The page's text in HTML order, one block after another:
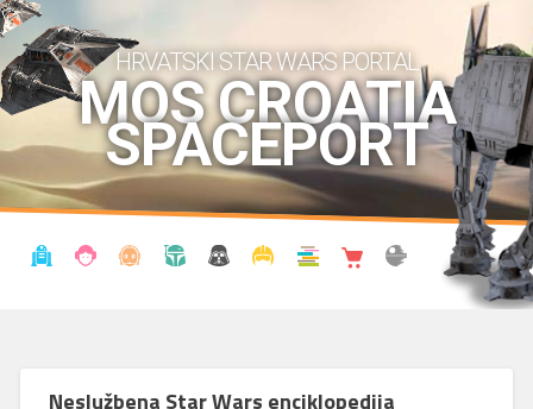
HRVATSKI STAR WARS PORTAL
MOS CROATIA
SPACEPORT
Neslužbena Star Wars enciklopedija